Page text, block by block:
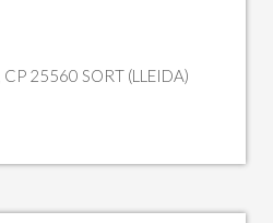
CP 25560 SORT (LLEIDA)